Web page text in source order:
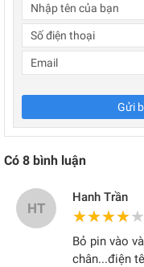
Gửi
Có 8 bình luận
HT
Hanh Trần
★★★★★
★★★★★
Bỏ pin vào
chân...điện